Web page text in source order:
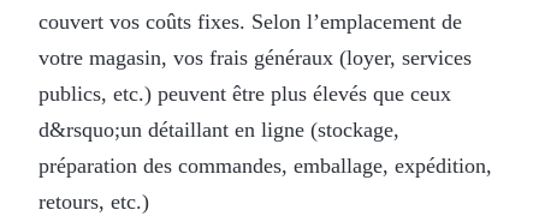
couvert vos coûts fixes. Selon l’emplacement de
votre magasin, vos frais généraux (loyer, services
publics, etc.) peuvent être plus élevés que ceux
d&rsquo;un détaillant en ligne (stockage,
préparation des commandes, emballage, expédition,
retours, etc.)